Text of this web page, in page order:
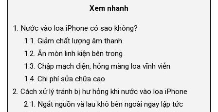
Xem nhanh
1. Nước vào loa iPhone có sao không?
1.1. Giảm chất lượng âm thanh
1.2. Ăn mòn linh kiện bên trong
1.3. Chập mạch điện, hỏng màng loa vĩnh viễn
1.4. Chi phí sửa chữa cao
2. Cách xử lý tránh bị hư hỏng khi nước vào loa iPhone
2.1. Ngắt nguồn và lau khô bên ngoài ngay lập tức